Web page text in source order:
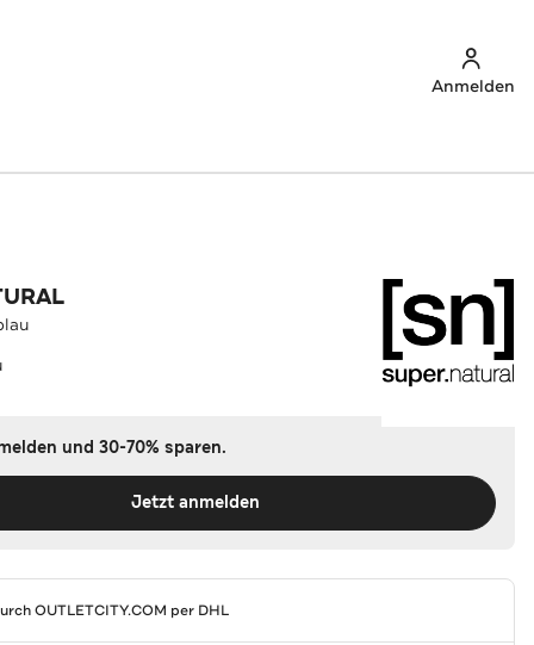
Anmelden
und 30-70% sparen.
Jetzt anmelden
OUTLETCITY.COM per DHL